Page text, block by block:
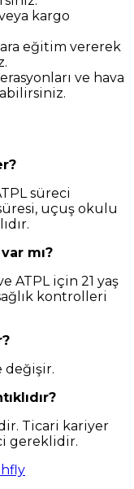
kargo
eğitim vererek
ve hava
süreci
uçuş okulu
mı?
ATPL için 21 yaş
kontrolleri
değişir.
Ticari kariyer
gereklidir.